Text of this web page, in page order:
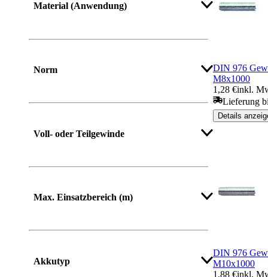
Material (Anwendung)
Norm
Voll- oder Teilgewinde
Max. Einsatzbereich (m)
Akkutyp
DIN 976
M8x1000
1,28 €inkl.
Lieferung
Details
DIN 976
M10x1000
1,88 €inkl.